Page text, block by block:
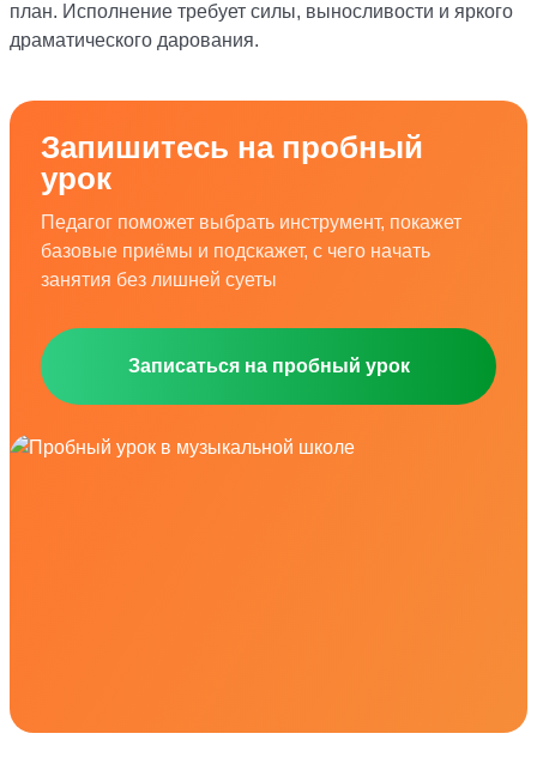
план. Исполнение требует силы, выносливости и яркого
драматического дарования.
Запишитесь на пробный
урок
Педагог поможет выбрать инструмент, покажет
базовые приёмы и подскажет, с чего начать
занятия без лишней суеты
Записаться на пробный урок